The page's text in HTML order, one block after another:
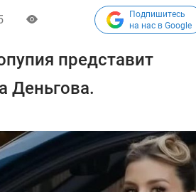
Подпишитесь
на нас в Google
представит
Деньгова.